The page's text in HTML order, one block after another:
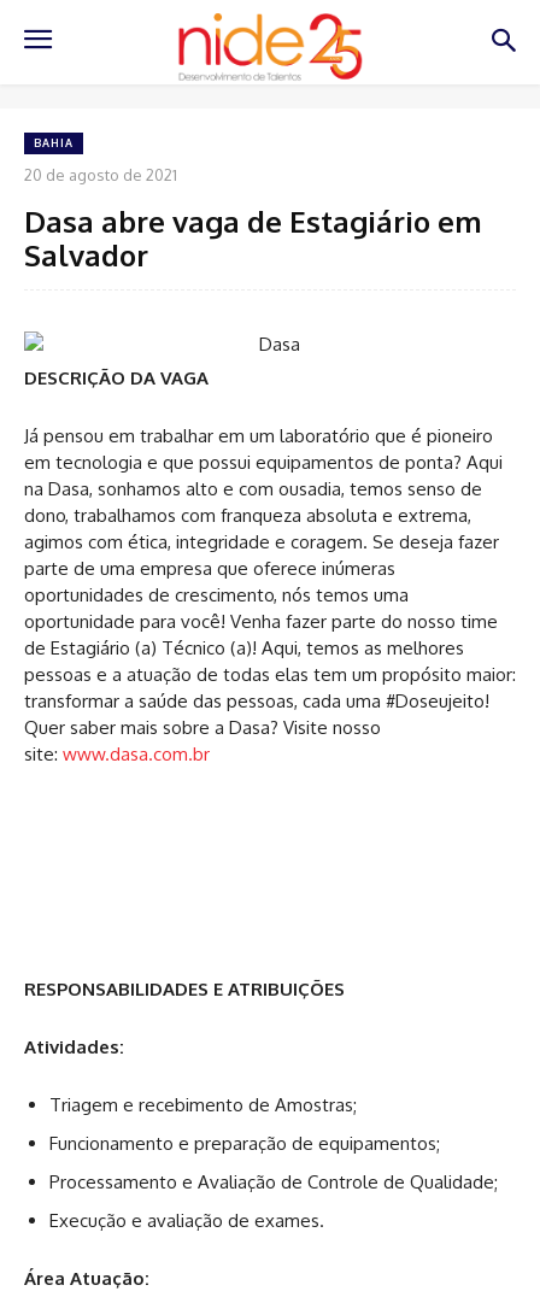
BAHIA
20 de agosto de 2021
Dasa abre vaga de Estagiário em
Salvador
DESCRIÇÃO DA VAGA
Já pensou em trabalhar em um laboratório que é pioneiro
em tecnologia e que possui equipamentos de ponta? Aqui
na Dasa, sonhamos alto e com ousadia, temos senso de
dono, trabalhamos com franqueza absoluta e extrema,
agimos com ética, integridade e coragem. Se deseja fazer
parte de uma empresa que oferece inúmeras
oportunidades de crescimento, nós temos uma
oportunidade para você! Venha fazer parte do nosso time
de Estagiário (a) Técnico (a)! Aqui, temos as melhores
pessoas e a atuação de todas elas tem um propósito maior:
transformar a saúde das pessoas, cada uma #Doseujeito!
Quer saber mais sobre a Dasa? Visite nosso
site: www.dasa.com.br
RESPONSABILIDADES E ATRIBUIÇÕES
Atividades:
Triagem e recebimento de Amostras;
Funcionamento e preparação de equipamentos;
Processamento e Avaliação de Controle de Qualidade;
Execução e avaliação de exames.
Área Atuação: